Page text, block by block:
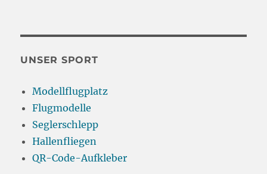
UNSER SPORT
Modellflugplatz
Flugmodelle
Seglerschlepp
Hallenfliegen
QR-Code-Aufkleber